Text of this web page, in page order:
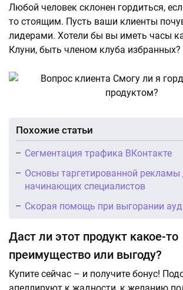
Любой человек склонен гордиться,
то стоящим. Пусть ваши клиенты
лидерами. Хотели бы вы иметь часы
Клуни, быть членом клуба избранных?
Похожие статьи
Сегментация трафика ВКонтакте
Основы таргетированной рекламы
начинающих специалистов
Скорая помощь при выгорании
Даст ли этот продукт какое-то
преимущество или выгоду?
Купите сейчас – и получите бонус!